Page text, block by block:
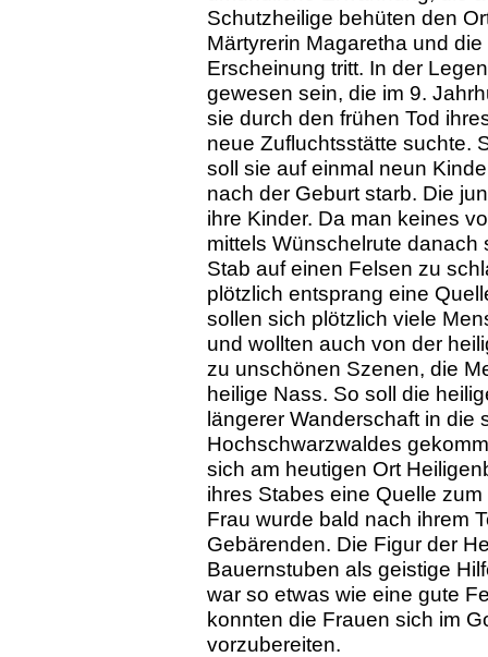
Schutzheilige behüten den
Märtyrerin Magaretha und
Erscheinung tritt. In der
gewesen sein, die im 9.
sie durch den frühen Tod
neue Zufluchtsstätte suchte.
soll sie auf einmal neun
nach der Geburt starb. Die
ihre Kinder. Da man keines
mittels Wünschelrute
Stab auf einen Felsen zu
plötzlich entsprang eine
sollen sich plötzlich viele
und wollten auch von der
zu unschönen Szenen, die
heilige Nass. So soll die
längerer Wanderschaft in die
Hochschwarzwaldes
sich am heutigen Ort
ihres Stabes eine Quelle
Frau wurde bald nach ihrem
Gebärenden. Die Figur der
Bauernstuben als geistige
war so etwas wie eine gute
konnten die Frauen sich im
vorzubereiten.